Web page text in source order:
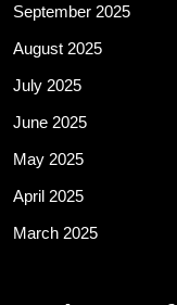
September 2025
August 2025
July 2025
June 2025
May 2025
April 2025
March 2025